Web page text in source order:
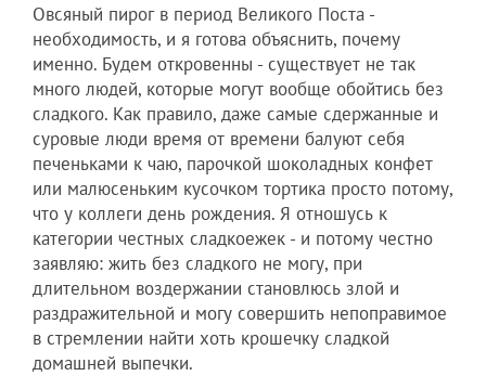
Овсяный пирог в период Великого Поста -
необходимость, и я готова объяснить, почему
именно. Будем откровенны - существует не так
много людей, которые могут вообще обойтись без
сладкого. Как правило, даже самые сдержанные и
суровые люди время от времени балуют себя
печеньками к чаю, парочкой шоколадных конфет
или малюсеньким кусочком тортика просто потому,
что у коллеги день рождения. Я отношусь к
категории честных сладкоежек - и потому честно
заявляю: жить без сладкого не могу, при
длительном воздержании становлюсь злой и
раздражительной и могу совершить непоправимое
в стремлении найти хоть крошечку сладкой
домашней выпечки.